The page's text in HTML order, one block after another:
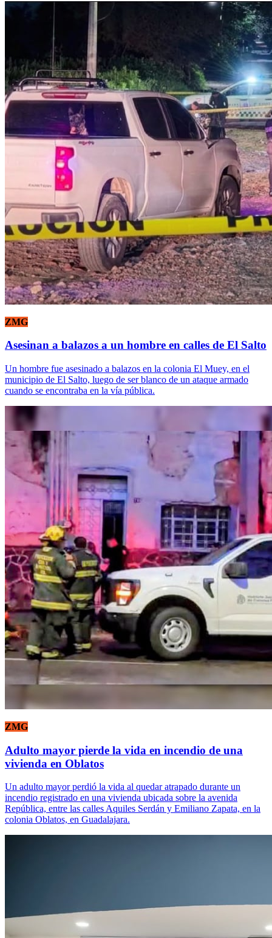
ZMG
Asesinan a balazos a un hombre en calles de El Salto
Un hombre fue asesinado a balazos en la colonia El Muey, en el
municipio de El Salto, luego de ser blanco de un ataque armado
cuando se encontraba en la vía pública.
ZMG
Adulto mayor pierde la vida en incendio de una
vivienda en Oblatos
Un adulto mayor perdió la vida al quedar atrapado durante un
incendio registrado en una vivienda ubicada sobre la avenida
República, entre las calles Aquiles Serdán y Emiliano Zapata, en la
colonia Oblatos, en Guadalajara.